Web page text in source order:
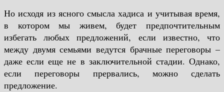
Но исходя из ясного смысла хадиса и учитывая время,
в котором мы живем, будет предпочтительным
избегать любых предложений, если известно, что
между двумя семьями ведутся брачные переговоры –
даже если еще не в заключительной стадии. Однако,
если переговоры прервались, можно сделать
предложение.